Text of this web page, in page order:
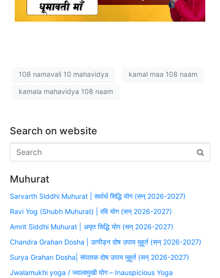
108 namavali 10 mahavidya kamal maa 108 naam
kamala mahavidya 108 naam
Search on website
Muhurat
Sarvarth Siddhi Muhurat | सर्वार्थ सिद्धि योग (सन् 2026-2027)
Ravi Yog (Shubh Muhurat) | रवि योग (सन् 2026-2027)
Amrit Siddhi Muhurat | अमृत सिद्धि योग (सन् 2026-2027)
Chandra Grahan Dosha | उत्पीड़न दोष उपाय मुहूर्त (सन् 2026-2027)
Surya Grahan Dosha| संपातक दोष उपाय मुहूर्त (सन् 2026-2027)
Jwalamukhi yoga / ज्वालामुखी योग – Inauspicious Yoga